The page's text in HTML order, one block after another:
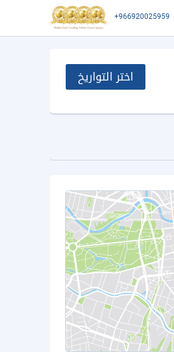
+966920025959
اختر التواريخ